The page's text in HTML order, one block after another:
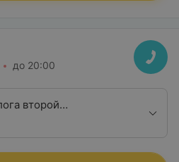
до 20:00
второй